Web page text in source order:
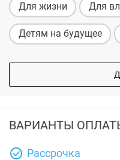
Для жизни Для
Детям на будущее
ВАРИАНТЫ
Рассрочка